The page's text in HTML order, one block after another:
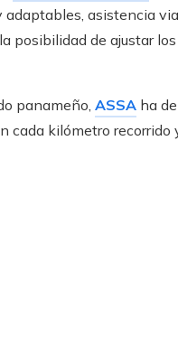
asistencia
posibilidad de ajustar
panameño, ASSA ha
cada kilómetro